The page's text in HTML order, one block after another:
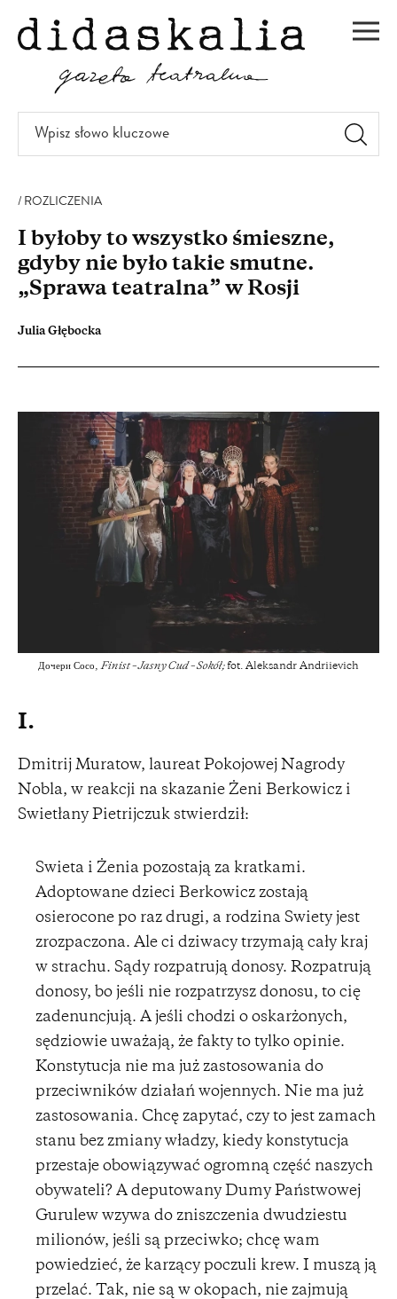
DO
TREŚCI
Wpisz
słowo
ROZLICZENIA
I byłoby to wszystko śmieszne,
gdyby nie było takie smutne.
„Sprawa teatralna” w Rosji
Julia Głębocka
Дочери Сосо, Finist – Jasny Cud – Sokół;fot. Aleksandr Andriievich
I.
Dmitrij Muratow, laureat Pokojowej Nagrody
Nobla, w reakcji na skazanie Żeni Berkowicz i
Swietłany Pietrijczuk stwierdził:
Swieta i Żenia pozostają za kratkami.
Adoptowane dzieci Berkowicz zostają
osierocone po raz drugi, a rodzina Swiety jest
zrozpaczona. Ale ci dziwacy trzymają cały kraj
w strachu. Sądy rozpatrują donosy. Rozpatrują
donosy, bo jeśli nie rozpatrzysz donosu, to cię
zadenuncjują. A jeśli chodzi o oskarżonych,
sędziowie uważają, że fakty to tylko opinie.
Konstytucja nie ma już zastosowania do
przeciwników działań wojennych. Nie ma już
zastosowania. Chcę zapytać, czy to jest zamach
stanu bez zmiany władzy, kiedy konstytucja
przestaje obowiązywać ogromną część naszych
obywateli? A deputowany Dumy Państwowej
Gurulew wzywa do zniszczenia dwudziestu
milionów, jeśli są przeciwko; chcę wam
powiedzieć, że karzący poczuli krew. I muszą ją
przelać. Tak, nie są w okopach, nie zajmują